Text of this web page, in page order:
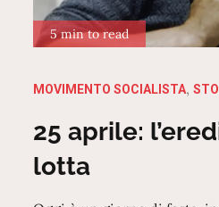
5 min to read
MOVIMENTO SOCIALISTA
25 aprile:
lotta